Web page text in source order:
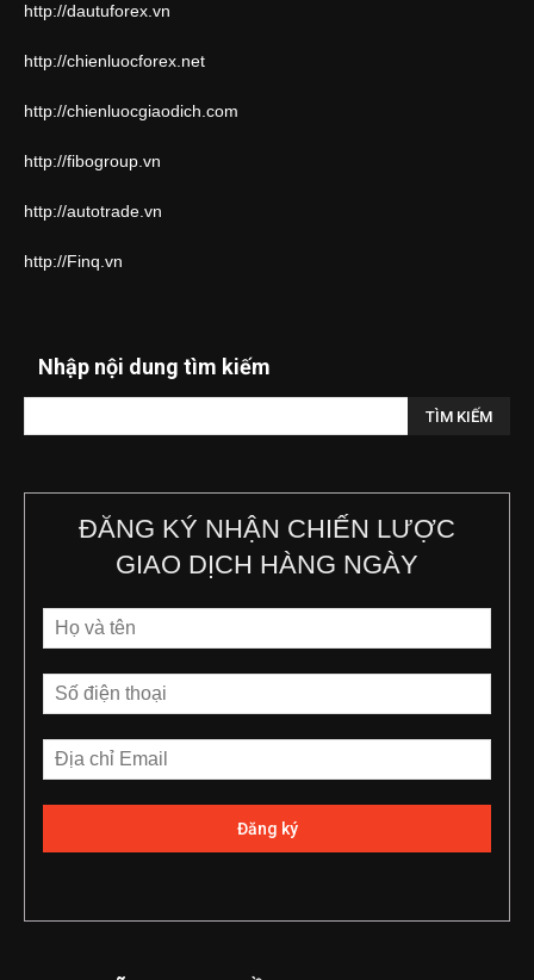
http://dautuforex.vn
http://chienluocforex.net
http://chienluocgiaodich.com
http://fibogroup.vn
http://autotrade.vn
http://Finq.vn
Nhập nội dung tìm kiếm
ĐĂNG KÝ NHẬN CHIẾN LƯỢC
GIAO DỊCH HÀNG NGÀY